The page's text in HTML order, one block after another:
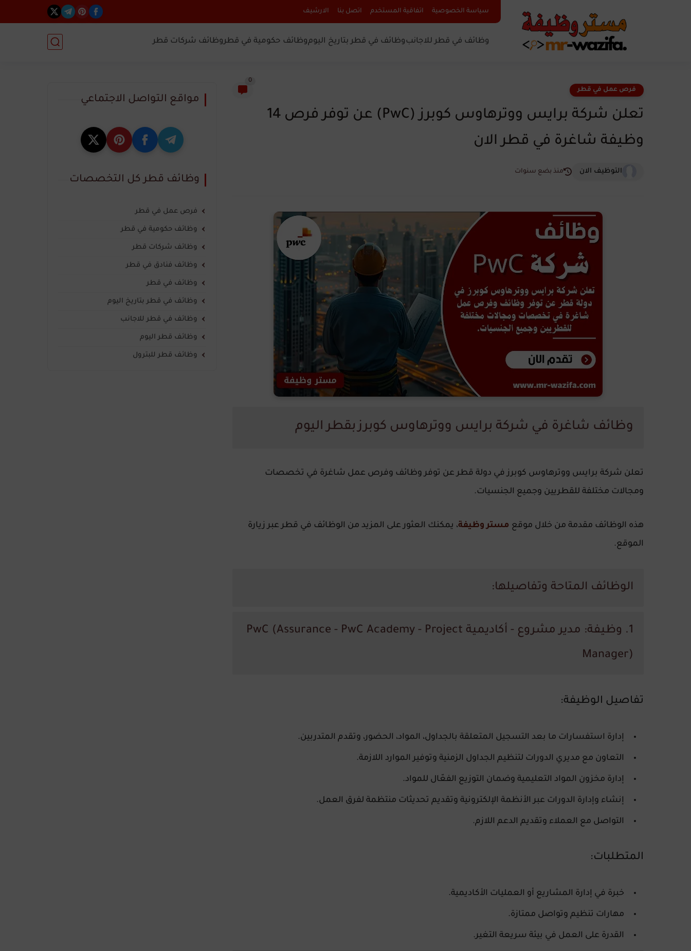
سياسة الخصوصية اتفاقية المستخدم اتصل بنا الارشيف
وظائف في قطر للاجانبوظائف في قطر بتاريخ اليوموظائف حكومية في قطروظائف شركات قطر
فرص عمل في قطر
0
تعلن شركة برايس ووترهاوس كوبرز (PwC) عن توفر فرص 14
وظيفة شاغرة في قطر الان
التوظيف الان منذ بضع سنوات
وظائف شاغرة في شركة برايس ووترهاوس كوبرز بقطر اليوم
تعلن شركة برايس ووترهاوس كوبرز في دولة قطر عن توفر وظائف وفرص عمل شاغرة في تخصصات
ومجالات مختلفة للقطريين وجميع الجنسيات.
هذه الوظائف مقدمة من خلال موقع مستر وظيفة، يمكنك العثور على المزيد من الوظائف في قطر عبر زيارة
الموقع.
الوظائف المتاحة وتفاصيلها:
1. وظيفة: مدير مشروع - أكاديمية PwC (Assurance - PwC Academy - Project
Manager)
تفاصيل الوظيفة:
إدارة استفسارات ما بعد التسجيل المتعلقة بالجداول، المواد، الحضور، وتقدم المتدربين.
التعاون مع مديري الدورات لتنظيم الجداول الزمنية وتوفير الموارد اللازمة.
إدارة مخزون المواد التعليمية وضمان التوزيع الفعّال للمواد.
إنشاء وإدارة الدورات عبر الأنظمة الإلكترونية وتقديم تحديثات منتظمة لفرق العمل.
التواصل مع العملاء وتقديم الدعم اللازم.
المتطلبات:
خبرة في إدارة المشاريع أو العمليات الأكاديمية.
مهارات تنظيم وتواصل ممتازة.
القدرة على العمل في بيئة سريعة التغير.
مواقع التواصل الاجتماعي
وظائف قطر كل التخصصات
فرص عمل في قطر
وظائف حكومية في قطر
وظائف شركات قطر
وظائف فنادق في قطر
وظائف في قطر
وظائف في قطر بتاريخ اليوم
وظائف في قطر للاجانب
وظائف قطر اليوم
وظائف قطر للبترول